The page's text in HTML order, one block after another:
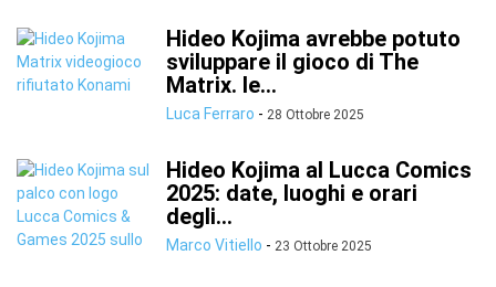
Hideo Kojima avrebbe potuto
sviluppare il gioco di The
Matrix. le...
Luca Ferraro - 28 Ottobre 2025
Hideo Kojima al Lucca Comics
2025: date, luoghi e orari
degli...
Marco Vitiello - 23 Ottobre 2025